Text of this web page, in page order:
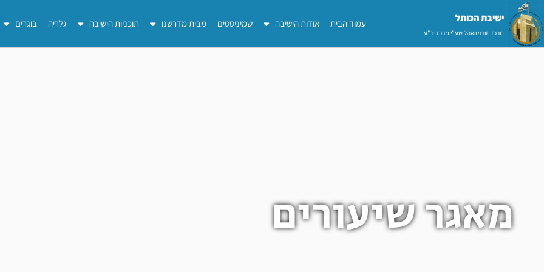
דילוג
לתוכן
ישיבת הכותל​
מרכז תורני וואהל שע"י מרכז יב"ע
עמוד הבית אודות הישיבה שמיניסטים מבית מדרשנו תוכניות הישיבה גלריה בוגרים
מאגר שיעורים